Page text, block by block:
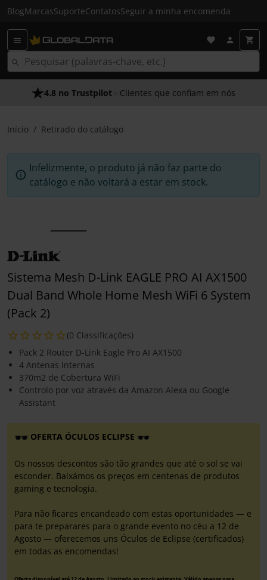
BlogMarcasSuporteContatosSeguir a minha encomenda
4.8 no Trustpilot - Clientes que confiam em nós
Início Retirado do catálogo
Infelizmente, o produto já não faz parte do
catálogo e não voltará a estar em stock.
Sistema Mesh D-Link EAGLE PRO AI AX1500
Dual Band Whole Home Mesh WiFi 6 System
(Pack 2)
(0 Classificações)
Pack 2 Router D-Link Eagle Pro AI AX1500
4 Antenas Internas
370m2 de Cobertura WiFi
Controlo por voz através da Amazon Alexa ou Google
Assistant
OFERTA ÓCULOS ECLIPSE
Os nossos descontos são tão grandes que até o sol se vai
esconder. Baixámos os preços em centenas de produtos
gaming e tecnologia.
Para não ficares encandeado com estas oportunidades — e
para te preparares para o grande evento no céu a 12 de
Agosto — oferecemos uns Óculos de Eclipse (certificados)
em todas as encomendas!